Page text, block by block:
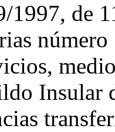
1997, de
Insular